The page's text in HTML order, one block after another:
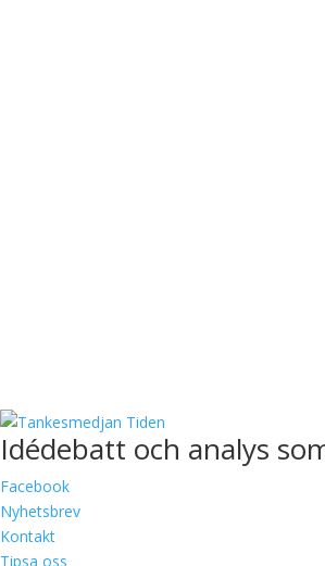
Idédebatt och analys
Facebook
Nyhetsbrev
Kontakt
Tipsa oss